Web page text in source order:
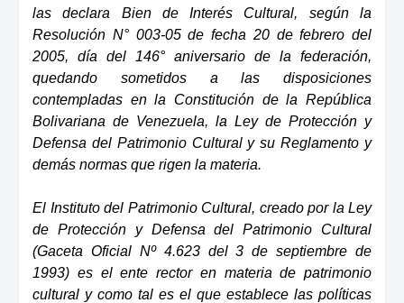
las declara Bien de Interés Cultural, según la
Resolución N° 003-05 de fecha 20 de febrero del
2005, día del 146° aniversario de la federación,
quedando sometidos a las disposiciones
contempladas en la Constitución de la República
Bolivariana de Venezuela, la Ley de Protección y
Defensa del Patrimonio Cultural y su Reglamento y
demás normas que rigen la materia.
El Instituto del Patrimonio Cultural, creado por la Ley
de Protección y Defensa del Patrimonio Cultural
(Gaceta Oficial Nº 4.623 del 3 de septiembre de
1993) es el ente rector en materia de patrimonio
cultural y como tal es el que establece las políticas